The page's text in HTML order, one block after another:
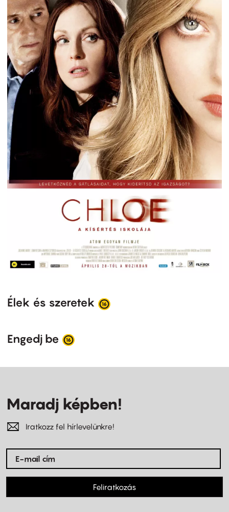
Élek és szeretek
Engedj be
Maradj képben!
Iratkozz fel hírlevelünkre!
Feliratkozás